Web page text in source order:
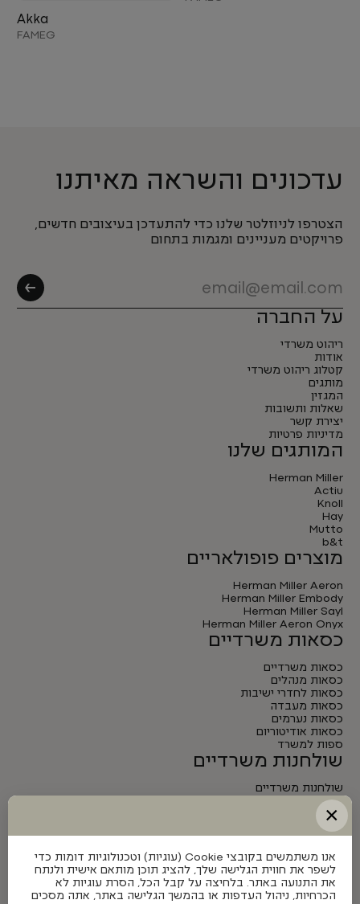
Akka
FAMEG
עדכונים והשראה מאיתנו
הצטרפו לניוזלטר שלנו כדי להתעדכן בעיצובים חדשים,
פרויקטים מעניינים ומגמות בתחום
על החברה
ריהוט משרדי
אודות
קטלוג ריהוט משרדי
מותגים
המגזין
שאלות ותשובות
יצירת קשר
מדיניות פרטיות
המותגים שלנו
Herman Miller
Actiu
Knoll
Hay
Mutto
b&t
מוצרים פופולאריים
Herman Miller Aeron
Herman Miller Embody
Herman Miller Sayl
Herman Miller Aeron Onyx
כסאות משרדיים
כסאות משרדיים
כסאות מנהלים
כסאות לחדרי ישיבות
כסאות מעבדה
כסאות נערמים
כסאות אודיטוריום
ספות למשרד
שולחנות משרדיים
שולחנות משרדיים
שולחנות מנהלים
שולחנות לחדרי ישיבות
שולחנות מתכווננים חשמליים
×
אנו משתמשים בקובצי Cookie (עוגיות) וטכנולוגיות דומות כדי
לשפר את חווית הגלישה שלך, להציג תוכן מותאם אישית ולנתח
את התנועה באתר. בלחיצה על קבל הכל, הסרת עוגיות לא
הכרחיות, ניהול העדפות או בהמשך הגלישה באתר, אתה מסכים